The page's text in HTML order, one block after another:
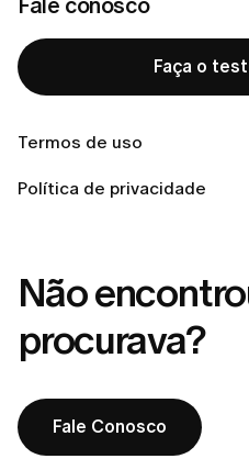
Fale conosco
Faça o
Termos de uso
Política de privacidade
lo?
Como faço para devolver
fora de estoque?
Preciso pagar pelo frete
Não
procurava?
Fale Conosco